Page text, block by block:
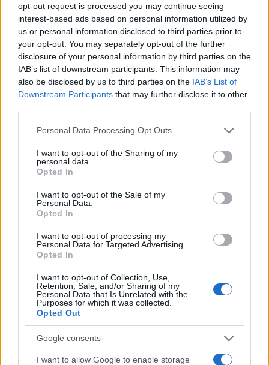
opt-out request is processed you may continue seeing
interest-based ads based on personal information utilized by
us or personal information disclosed to third parties prior to
your opt-out. You may separately opt-out of the further
disclosure of your personal information by third parties on the
IAB’s list of downstream participants. This information may
also be disclosed by us to third parties on the IAB’s List of
Downstream Participants that may further disclose it to other
Please note that this website/app uses one or more Google
not limited to your visit or usage behaviour. You may click to
grant or deny consent to Google and its third-party tags to
use your data for below specified purposes in below Google
consent section.
Personal Data Processing Opt Outs
I want to opt-out of the Sharing of my
personal data.
Opted In
I want to opt-out of the Sale of my
Personal Data.
Opted In
I want to opt-out of processing my
Personal Data for Targeted Advertising.
Opted In
I want to opt-out of Collection, Use,
Retention, Sale, and/or Sharing of my
Personal Data that Is Unrelated with the
Purposes for which it was collected.
Opted Out
Google consents
I want to allow Google to enable storage
Σχόλια
Σχολίασε εδώ
50 /50
Σοκαριστική υπόθεση στην
Κρήτη: Τουρίστας ρωτούσε
ασελγήσει σε 10χρονο
αμέριμνο σε αυλή
επιχείρησης
Μυστράς: Αλλαγή
υπερασπιστική
νεκρό πατέρα του
στους γονείς και η
διαφωνία με την